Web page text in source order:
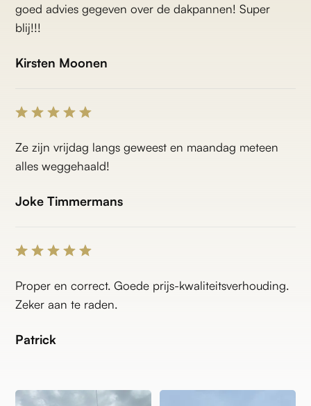
goed advies gegeven over de dakpannen! Super
blij!!!
Kirsten Moonen
Ze zijn vrijdag langs geweest en maandag meteen
alles weggehaald!
Joke Timmermans
Proper en correct. Goede prijs-kwaliteitsverhouding.
Zeker aan te raden.
Patrick